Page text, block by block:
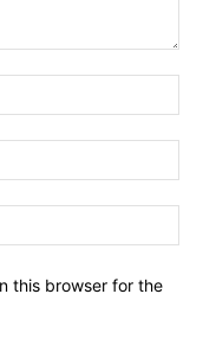
this browser for the